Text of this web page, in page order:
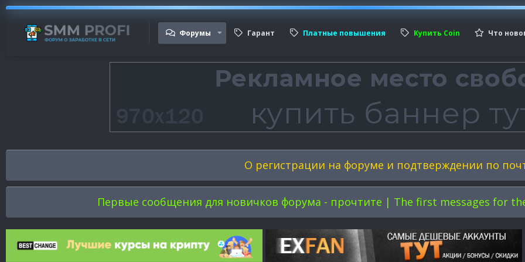
Форумы Гарант Платные повышения Купить Coin Что
О регистрации на форуме и подтверждении по
Первые сообщения для новичков форума - прочтите | The first messages for